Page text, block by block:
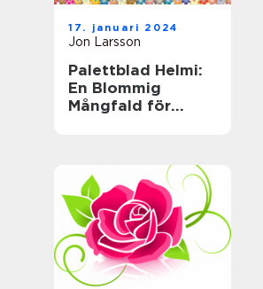
17. januari 2024
Jon Larsson
Palettblad Helmi:
En Blommig
Mångfald för